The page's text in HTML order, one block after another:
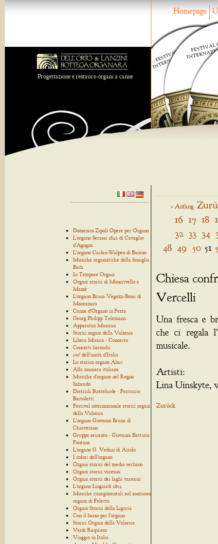
Homepage
Progettazione e restauro organi a canne
Domenico Zipoli Opere per Organo
L'organo Serassi 1842 di Cavaglio
d'Agogna
L'organo Carlen-Walpen di Baceno
Musiche organistiche della famiglia
Bach
In Tempore Organi
Organi storici di Moncrivello e
Mazzè
L'organo Bruna Vegezzi-Bossi di
Montanaro
Canne d'Organo in Festa
Georg Philipp Telemann
Apparatus Musicus
Storici organi della Valsesia
Libera Musica - Concerto
Concerti barocchi
150° dell'unità d'Italia
Lo storico organo Alari
Alla maniera italiana
Musiche d'organo nel Regno
Sabaudo
Dietrich Buxtehude - Ferruccio
Bartoletti
Festival internazionale storici organi
della Valsesia
L'organo Giovanni Bruna di
Chiaverano
Gruppo seicento - Giovanni Battista
Fontana
L'organo G. Vedani di Airolo
I colori dell'organo
Organi storici del medio verbano
Organi storici varesini
Organi storici dei laghi varesini
L'organo Lingiardi 1854
Musiche risorgimentali sul sontuoso
organo di Feletto
Organi Storici della Liguria
Con il basso per l'organo
Storici Organi della Valsesia
Verdi Requiem
Viaggio in Italia
« Anfang
16 17 18
32 33 34
48 49 50 51
Chiesa
Vercelli
Una fresca e
che ci regala
musicale.
Artisti:
Lina Uinskyte,
Zurück